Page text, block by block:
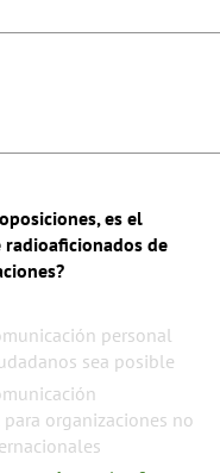
es el
de
personal
sea posible
organizaciones no
yet have an explanation!
Register to add one